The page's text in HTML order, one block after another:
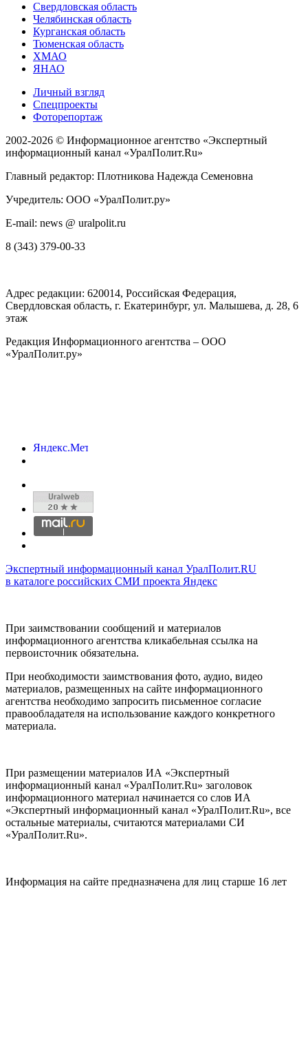
Свердловская область
Челябинская область
Курганская область
Тюменская область
ХМАО
ЯНАО
Личный взгляд
Спецпроекты
Фоторепортаж
2002-2026 © Информационное агентство «Экспертный
информационный канал «УралПолит.Ru»
Главный редактор: Плотникова Надежда Семеновна
Учредитель: ООО «УралПолит.ру»
E-mail: news @ uralpolit.ru
8 (343) 379-00-33
Адрес редакции: 620014, Российская Федерация,
Свердловская область, г. Екатеринбург, ул. Малышева, д. 28, 6
этаж
Редакция Информационного агентства – ООО
«УралПолит.ру»
Экспертный информационный канал УралПолит.RU
в каталоге российских СМИ проекта Яндекс
При заимствовании сообщений и материалов
информационного агентства кликабельная ссылка на
первоисточник обязательна.
При необходимости заимствования фото, аудио, видео
материалов, размещенных на сайте информационного
агентства необходимо запросить письменное согласие
правообладателя на использование каждого конкретного
материала.
При размещении материалов ИА «Экспертный
информационный канал «УралПолит.Ru» заголовок
информационного материал начинается со слов ИА
«Экспертный информационный канал «УралПолит.Ru», все
остальные материалы, считаются материалами СИ
«УралПолит.Ru».
Информация на сайте предназначена для лиц старше 16 лет